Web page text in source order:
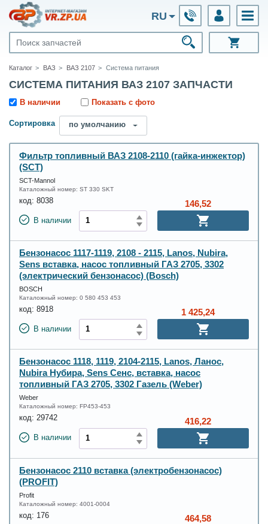
RU
Каталог ВАЗ ВАЗ 2107 Система питания
СИСТЕМА ПИТАНИЯ ВАЗ 2107 ЗАПЧАСТИ
В наличии Показать с фото
Сортировка по умолчанию
Фильтр топливный ВАЗ 2108-2110 (гайка-инжектор)
(SСT)
SCT-Mannol
Каталожный номер: ST 330 SKT
код: 8038
В наличии
146,52
Бензонасос 1117-1119, 2108 - 2115, Lanos, Nubira,
Sens вставка, насос топливный ГАЗ 2705, 3302
(электрический бензонасос) (Bosch)
BOSCH
Каталожный номер: 0 580 453 453
код: 8918
В наличии
1 425,24
Бензонасос 1118, 1119, 2104-2115, Lanos, Ланос,
Nubira Нубира, Sens Сенс, вставка, насос
топливный ГАЗ 2705, 3302 Газель (Weber)
Weber
Каталожный номер: FP453-453
код: 29742
В наличии
416,22
Бензонасос 2110 вставка (электробензонасос)
(PROFIT)
Profit
Каталожный номер: 4001-0004
код: 176 464,58